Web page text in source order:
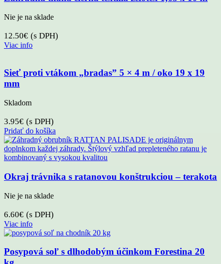
Nie je na sklade
12.50€ (s DPH)
Viac info
Sieť proti vtákom „bradas” 5 × 4 m / oko 19 x 19
mm
Skladom
3.95€ (s DPH)
Pridať do košíka
Okraj trávnika s ratanovou konštrukciou – terakota
Nie je na sklade
6.60€ (s DPH)
Viac info
Posypová soľ s dlhodobým účinkom Forestina 20